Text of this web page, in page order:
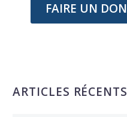
FAIRE UN DON
ARTICLES RÉCENTS